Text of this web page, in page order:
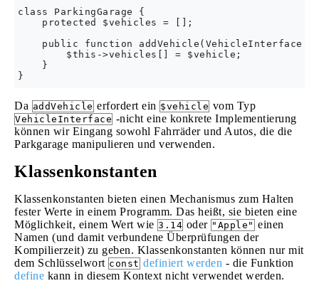
class ParkingGarage {
    protected $vehicles = [];
public function addVehicle(VehicleInterface
        $this->vehicles[] = $vehicle;
    }
Da addVehicle erfordert ein $vehicle vom Typ
VehicleInterface -nicht eine konkrete Implementierung
können wir Eingang sowohl Fahrräder und Autos, die die
Parkgarage manipulieren und verwenden.
Klassenkonstanten
Klassenkonstanten bieten einen Mechanismus zum Halten
fester Werte in einem Programm. Das heißt, sie bieten eine
Möglichkeit, einem Wert wie 3.14 oder "Apple" einen
Namen (und damit verbundene Überprüfungen der
Kompilierzeit) zu geben. Klassenkonstanten können nur mit
dem Schlüsselwort const definiert werden - die Funktion
define kann in diesem Kontext nicht verwendet werden.